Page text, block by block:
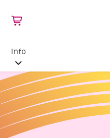
Info